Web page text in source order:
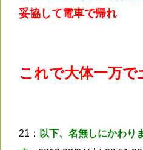
妥協して電車で帰れ
これで大体一万で
21： 以下、名無しにかわり